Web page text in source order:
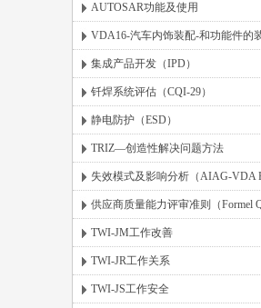
AUTOSAR功能及使用
VDA16-汽车内饰装配-和功能件的
集成产品开发（IPD）
钎焊系统评估（CQI-29）
静电防护（ESD）
TRIZ—创造性解决问题方法
失效模式及影响分析（AIAG-VDA
供应商质量能力评审准则（Formel Q
TWI-JM工作改善
TWI-JR工作关系
TWI-JS工作安全